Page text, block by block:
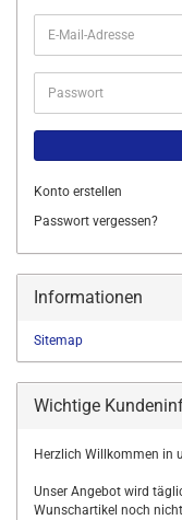
E-
Mail-
Adresse
Passwort
Konto erstellen
Passwort vergessen?
Informationen
Sitemap
Wichtige
Herzlich Willkommen in
Unser Angebot wird
Wunschartikel noch